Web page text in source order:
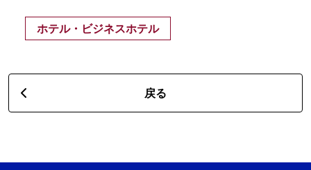
ホテル・ビジネスホテル
戻る